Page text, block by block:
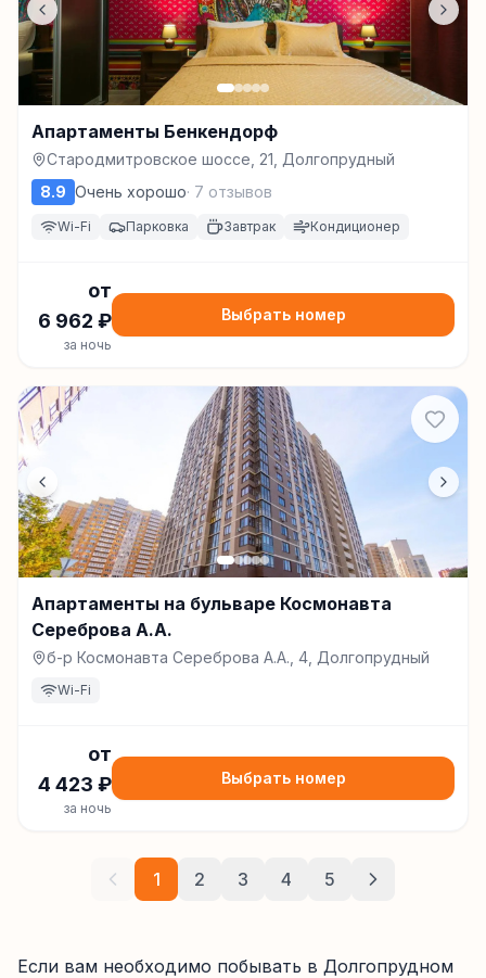
Апартаменты Бенкендорф
Стародмитровское шоссе, 21, Долгопрудный
8.9 Очень хорошо· 7 отзывов
Wi-Fi Парковка Завтрак Кондиционер
от
6 962 ₽
за ночь
Выбрать номер
Апартаменты на бульваре Космонавта
Сереброва А.А.
б-р Космонавта Сереброва А.А., 4, Долгопрудный
Wi-Fi
от
4 423 ₽
за ночь
Выбрать номер
1 2 3 4 5
Если вам необходимо побывать в Долгопрудном